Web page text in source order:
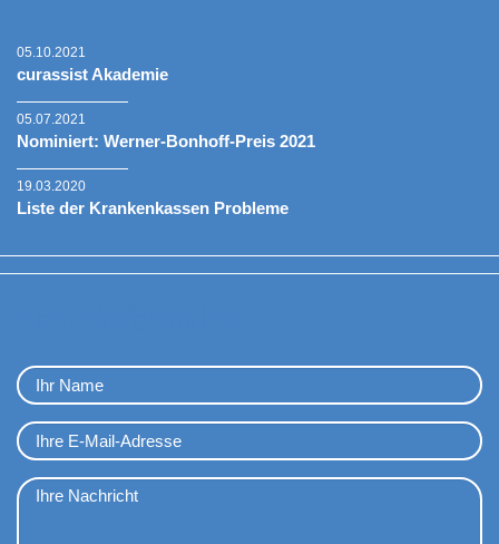
05.10.2021
curassist Akademie
05.07.2021
Nominiert: Werner-Bonhoff-Preis 2021
19.03.2020
Liste der Krankenkassen Probleme